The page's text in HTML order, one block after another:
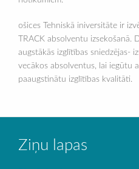
ošices Tehniskā iniversitāte ir
TRACK absolventu
augstākās izglītības sniedzējas-
vecākos absolventus, lai iegūtu
paaugstinātu izglītības kvalitāti.
Ziņu lapas